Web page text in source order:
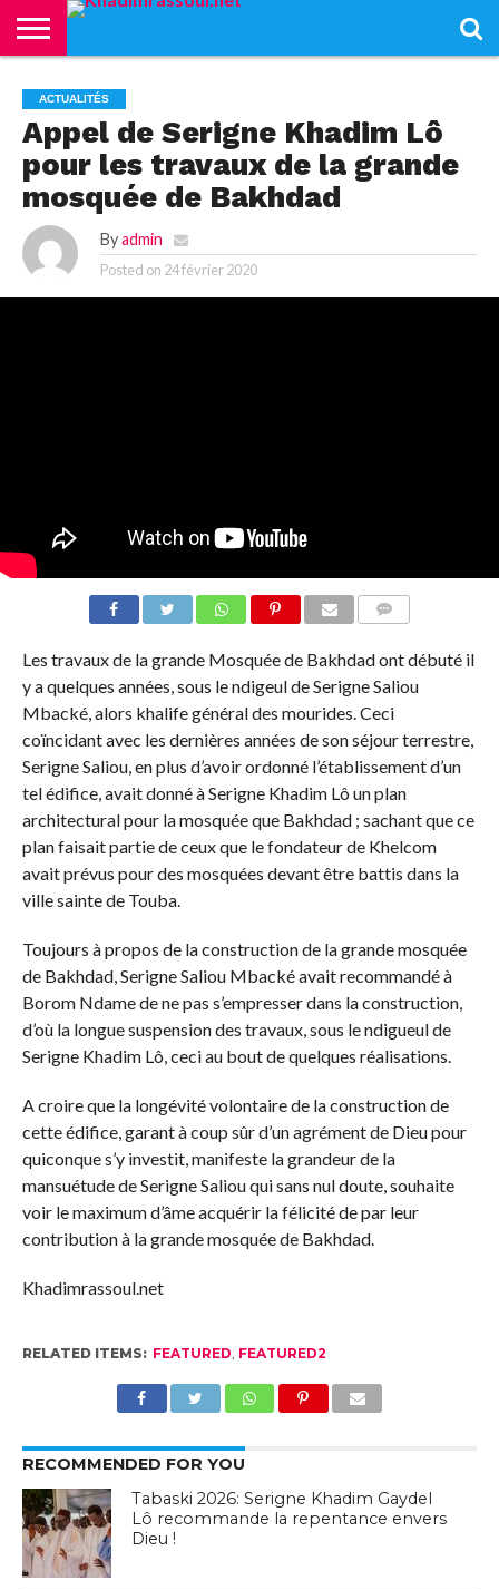
KHADIMRASSOUL
LE
MOURIDISME
ACTUALITÉS
CONTRIBUTIONS
PASS
–
PASS
NETALI
BOROM
NDAME
L’ISLAM
VIDÉOS
ACTUALITÉS
Appel de Serigne Khadim Lô
pour les travaux de la grande
mosquée de Bakhdad
By admin
Posted on 24 février 2020
Les travaux de la grande Mosquée de Bakhdad ont débuté il
y a quelques années, sous le ndigeul de Serigne Saliou
Mbacké, alors khalife général des mourides. Ceci
coïncidant avec les dernières années de son séjour terrestre,
Serigne Saliou, en plus d’avoir ordonné l’établissement d’un
tel édifice, avait donné à Serigne Khadim Lô un plan
architectural pour la mosquée que Bakhdad ; sachant que ce
plan faisait partie de ceux que le fondateur de Khelcom
avait prévus pour des mosquées devant être battis dans la
ville sainte de Touba.
Toujours à propos de la construction de la grande mosquée
de Bakhdad, Serigne Saliou Mbacké avait recommandé à
Borom Ndame de ne pas s’empresser dans la construction,
d’où la longue suspension des travaux, sous le ndigueul de
Serigne Khadim Lô, ceci au bout de quelques réalisations.
A croire que la longévité volontaire de la construction de
cette édifice, garant à coup sûr d’un agrément de Dieu pour
quiconque s’y investit, manifeste la grandeur de la
mansuétude de Serigne Saliou qui sans nul doute, souhaite
voir le maximum d’âme acquérir la félicité de par leur
contribution à la grande mosquée de Bakhdad.
Khadimrassoul.net
RELATED ITEMS: FEATURED, FEATURED2
RECOMMENDED FOR YOU
Tabaski 2026: Serigne Khadim Gaydel
Lô recommande la repentance envers
Dieu !